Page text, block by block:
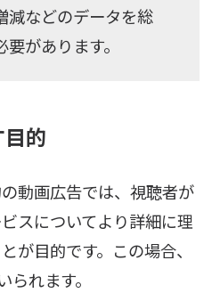
減などのデータを総
があります。
的
動画広告では、視聴者が
スについてより詳細に理
が目的です。この場合、
れます。